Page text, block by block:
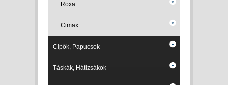
Roxa
Cimax
Cipők, Papucsok
Táskák, Hátizsákok